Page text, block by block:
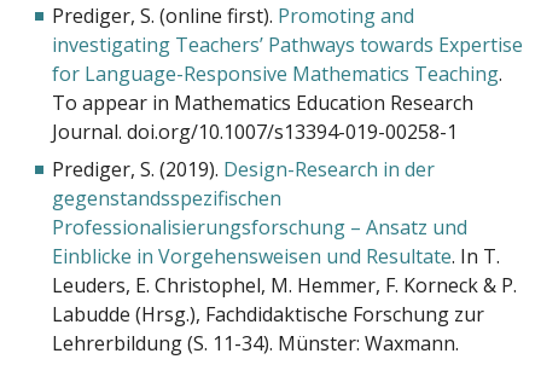
Prediger, S. (online first). Promoting and
investigating Teachers’ Pathways towards Expertise
for Language-Responsive Mathematics Teaching.
To appear in Mathematics Education Research
Journal. doi.org/10.1007/s13394-019-00258-1
Prediger, S. (2019). Design-Research in der
gegenstandsspezifischen
Professionalisierungsforschung – Ansatz und
Einblicke in Vorgehensweisen und Resultate. In T.
Leuders, E. Christophel, M. Hemmer, F. Korneck & P.
Labudde (Hrsg.), Fachdidaktische Forschung zur
Lehrerbildung (S. 11-34). Münster: Waxmann.